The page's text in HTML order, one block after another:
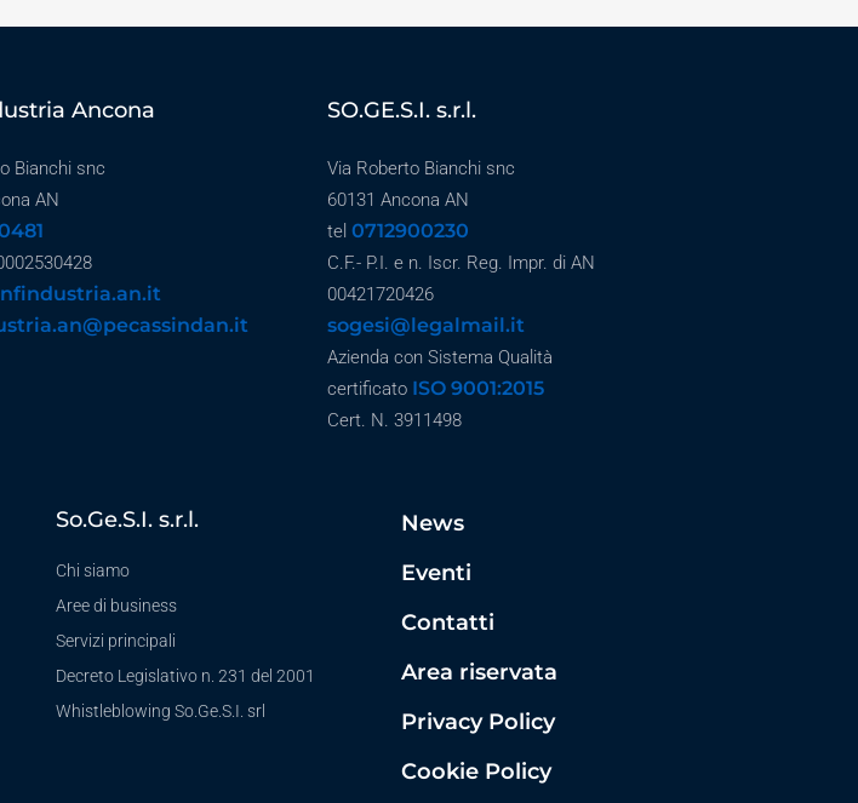
Ancona
Bianchi snc
AN
SO.GE.S.I. s.r.l.
Via Roberto Bianchi snc
60131 Ancona AN
tel 0712900230
C.F.- P.I. e n. Iscr. Reg. Impr. di AN
00421720426
sogesi@legalmail.it
Azienda con Sistema Qualità
certificato ISO 9001:2015
Cert. N. 3911498
So.Ge.S.I. s.r.l.
Chi siamo
Aree di business
Servizi principali
Decreto Legislativo n. 231 del 2001
Whistleblowing So.Ge.S.I. srl
News
Eventi
Contatti
Area riservata
Privacy Policy
Cookie Policy